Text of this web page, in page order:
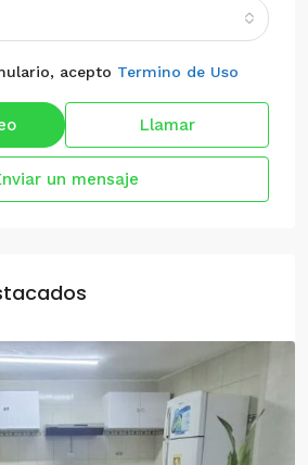
acepto Termino de Uso
Llamar
un mensaje